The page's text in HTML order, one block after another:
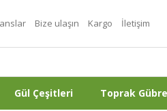
Bize ulaşın Kargo İletişim
Gül Çeşitleri Toprak Gübre